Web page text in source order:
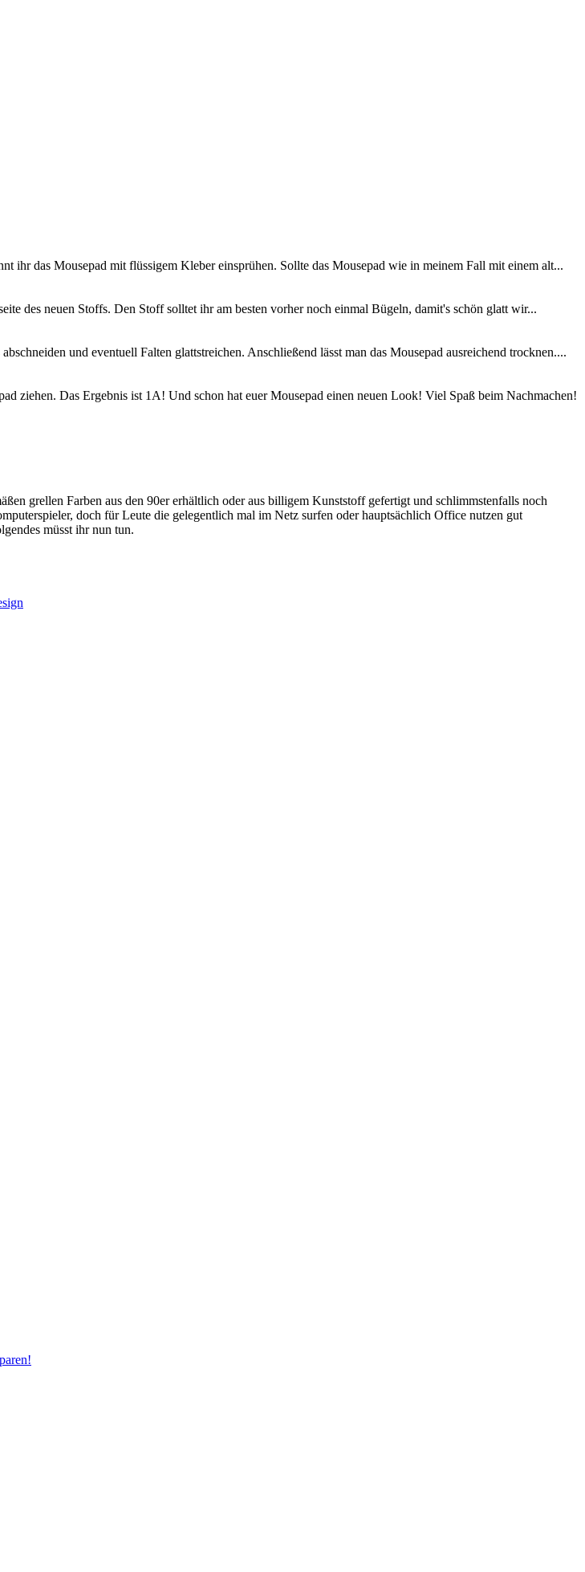
ihr das Mousepad mit flüssigem Kleber einsprühen. Sollte das Mousepad wie in meinem Fall mit einem alt...
des neuen Stoffs. Den Stoff solltet ihr am besten vorher noch einmal Bügeln, damit's schön glatt wir...
und eventuell Falten glattstreichen. Anschließend lässt man das Mousepad ausreichend trocknen....
ziehen. Das Ergebnis ist 1A! Und schon hat euer Mousepad einen neuen Look! Viel Spaß beim Nachmachen!
grellen Farben aus den 90er erhältlich oder aus billigem Kunststoff gefertigt und schlimmstenfalls noch
doch für Leute die gelegentlich mal im Netz surfen oder hauptsächlich Office nutzen gut
müsst ihr nun tun.